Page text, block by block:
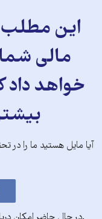
این مطلب
مالی
خواهد داد
آیا مایل هستید ما را در